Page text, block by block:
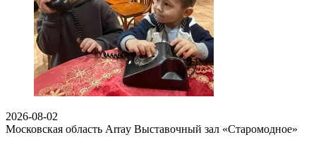
2026-08-02
Московская область Array Выставочный зал «Старомодное»